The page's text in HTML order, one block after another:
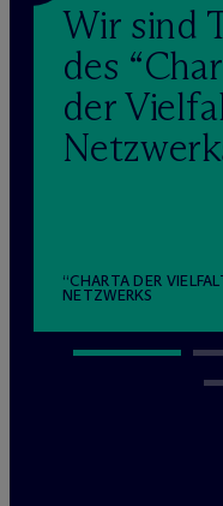
Wir sind
des
der
“CHARTA DER
NETZWERKS